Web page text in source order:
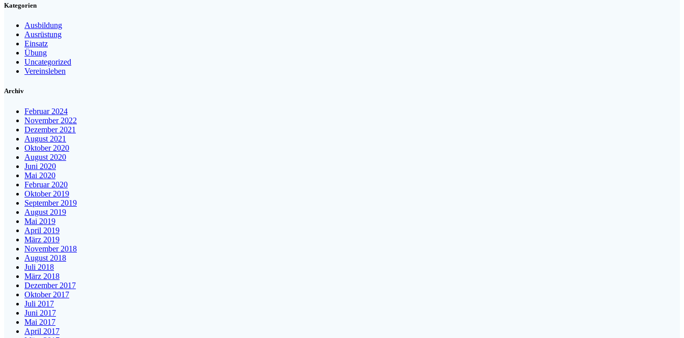
Kategorien
Ausbildung
Ausrüstung
Einsatz
Übung
Uncategorized
Vereinsleben
Archiv
Februar 2024
November 2022
Dezember 2021
August 2021
Oktober 2020
August 2020
Juni 2020
Mai 2020
Februar 2020
Oktober 2019
September 2019
August 2019
Mai 2019
April 2019
März 2019
November 2018
August 2018
Juli 2018
März 2018
Dezember 2017
Oktober 2017
Juli 2017
Juni 2017
Mai 2017
April 2017